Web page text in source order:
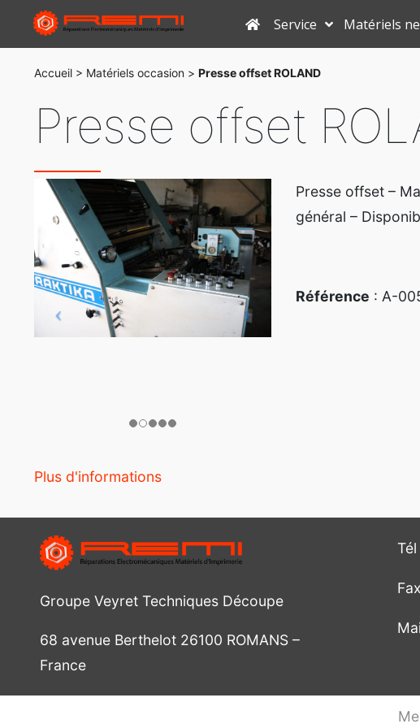
Aller
contenu
Service Matériels
Accueil> Matériels occasion> Presse offset ROLAND
Presse offset
Presse offset –
général –
Référence : A-
Plus d'informations
Groupe Veyret Techniques Découpe
68 avenue Berthelot 26100 ROMANS –
France
Tél